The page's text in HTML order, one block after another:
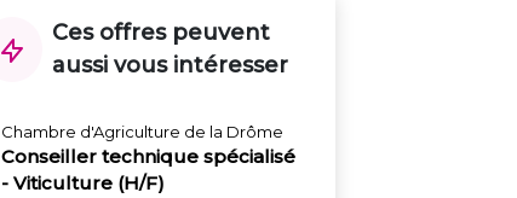
Ces offres peuvent
aussi vous intéresser
Chambre d'Agriculture de la Drôme
Conseiller technique spécialisé
- Viticulture (H/F)